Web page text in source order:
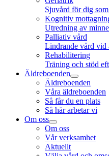
Sjuvård för dig
Kognitiv
Utredning av
Palliativ vård
Lindrande vård
Rehabilitering
Träning och stöd
Äldreboenden
Äldreboenden
Våra äldreboenden
Så får du en plats
Så här arbetar vi
Om oss
Om oss
Vår verksamhet
Aktuellt